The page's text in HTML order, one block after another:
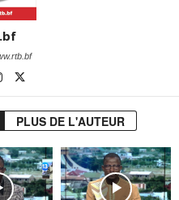
PLUS DE L'AUTEUR